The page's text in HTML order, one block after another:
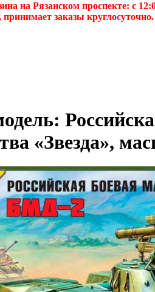
на Рязанском проспекте:
принимает заказы
«Звезда»,